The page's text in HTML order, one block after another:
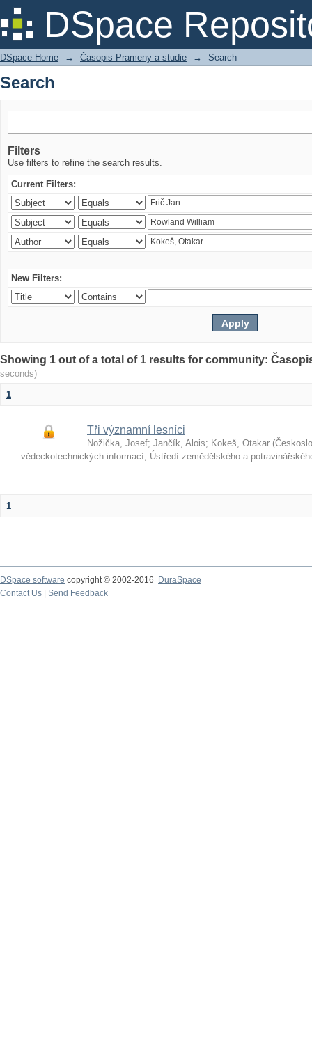
DSpace
Search
DSpace Home → Časopis Prameny a studie → Search
Search
Filters
Use filters to refine the search results.
Current Filters:
New Filters:
Showing 1 out of a total of 1 results for community:
seconds)
1
Tři významní lesníci
Nožička, Josef; Jančík, Alois; Kokeš, Otakar (
vědeckotechnických informací, Ústředí zemědělského a
1
DSpace software copyright © 2002-2016
DuraSpace
Contact Us
Send Feedback